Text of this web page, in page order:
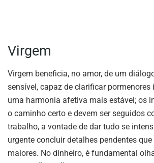
Virgem
Virgem beneficia, no amor, de um
sensível, capaz de clarificar pormenores
uma harmonia afetiva mais estável; os
o caminho certo e devem ser seguidos
trabalho, a vontade de dar tudo se
urgente concluir detalhes pendentes
maiores. No dinheiro, é fundamental